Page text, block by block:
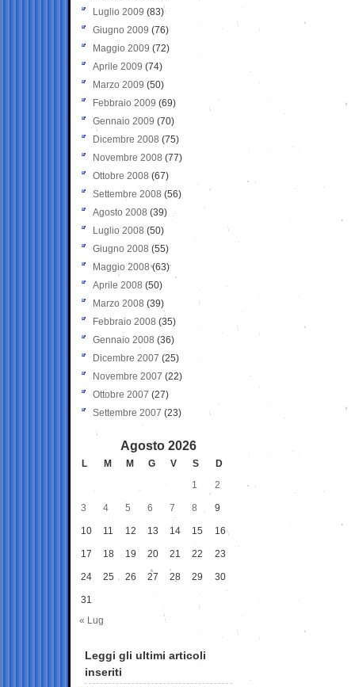
Luglio 2009 (83)
Giugno 2009 (76)
Maggio 2009 (72)
Aprile 2009 (74)
Marzo 2009 (50)
Febbraio 2009 (69)
Gennaio 2009 (70)
Dicembre 2008 (75)
Novembre 2008 (77)
Ottobre 2008 (67)
Settembre 2008 (56)
Agosto 2008 (39)
Luglio 2008 (50)
Giugno 2008 (55)
Maggio 2008(63)
Aprile 2008 (50)
Marzo 2008 (39)
Febbraio 2008 (35)
Gennaio 2008 (36)
Dicembre 2007 (25)
Novembre 2007 (22)
Ottobre 2007 (27)
Settembre 2007 (23)
Agosto 2026
L M M G V S
D
1
2
3 4 5 6 7 8 9
10 11 12 13 14 15 16
17 18 19 20 21 22 23
24 25 26 27 28 29 30
31
« Lug
Leggi gli ultimi articoli
inseriti